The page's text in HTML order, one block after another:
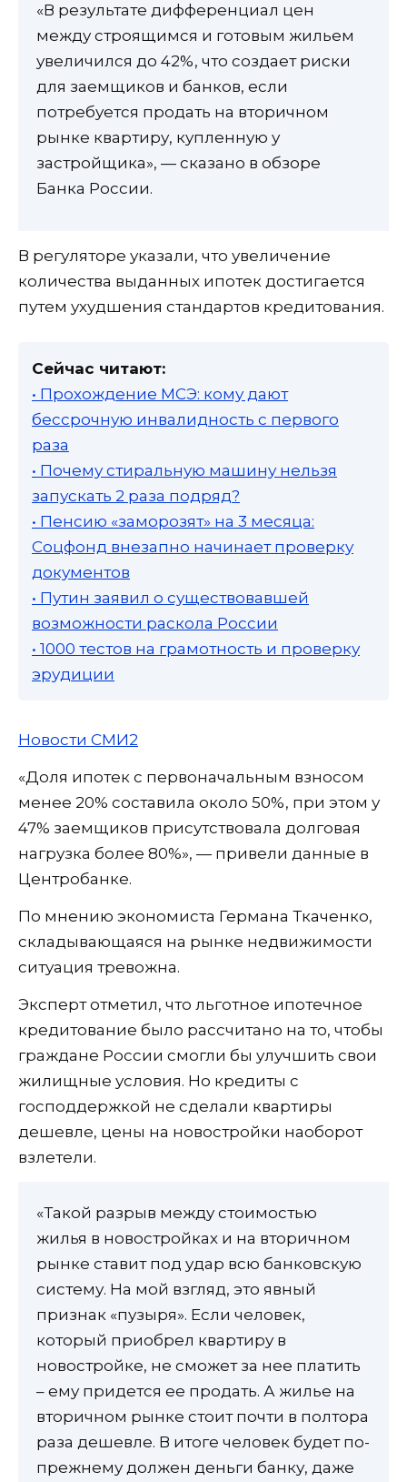
«В результате дифференциал цен
между строящимся и готовым жильем
увеличился до 42%, что создает риски
для заемщиков и банков, если
потребуется продать на вторичном
рынке квартиру, купленную у
застройщика», — сказано в обзоре
Банка России.
В регуляторе указали, что увеличение
количества выданных ипотек достигается
путем ухудшения стандартов кредитования.
Сейчас читают:
• Прохождение МСЭ: кому дают
бессрочную инвалидность с первого
раза
• Почему стиральную машину нельзя
запускать 2 раза подряд?
• Пенсию «заморозят» на 3 месяца:
Соцфонд внезапно начинает проверку
документов
• Путин заявил о существовавшей
возможности раскола России
• 1000 тестов на грамотность и проверку
эрудиции
Новости СМИ2
«Доля ипотек с первоначальным взносом
менее 20% составила около 50%, при этом у
47% заемщиков присутствовала долговая
нагрузка более 80%», — привели данные в
Центробанке.
По мнению экономиста Германа Ткаченко,
складывающаяся на рынке недвижимости
ситуация тревожна.
Эксперт отметил, что льготное ипотечное
кредитование было рассчитано на то, чтобы
граждане России смогли бы улучшить свои
жилищные условия. Но кредиты с
господдержкой не сделали квартиры
дешевле, цены на новостройки наоборот
взлетели.
«Такой разрыв между стоимостью
жилья в новостройках и на вторичном
рынке ставит под удар всю банковскую
систему. На мой взгляд, это явный
признак «пузыря». Если человек,
который приобрел квартиру в
новостройке, не сможет за нее платить
– ему придется ее продать. А жилье на
вторичном рынке стоит почти в полтора
раза дешевле. В итоге человек будет по-
прежнему должен деньги банку, даже